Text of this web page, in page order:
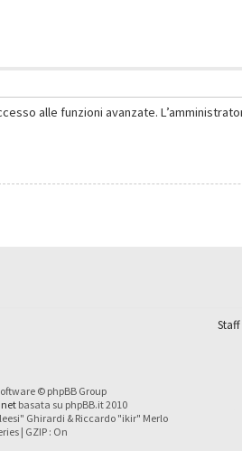
alle funzioni avanzate.
Staff
© phpBB Group
basata su phpBB.it 2010
Ghirardi & Riccardo "ikir" Merlo
| GZIP : On